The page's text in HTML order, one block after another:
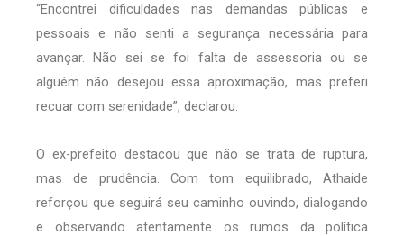
“Encontrei dificuldades nas demandas públicas e
pessoais e não senti a segurança necessária para
avançar. Não sei se foi falta de assessoria ou se
alguém não desejou essa aproximação, mas preferi
recuar com serenidade”, declarou.
O ex-prefeito destacou que não se trata de ruptura,
mas de prudência. Com tom equilibrado, Athaide
reforçou que seguirá seu caminho ouvindo, dialogando
e observando atentamente os rumos da política